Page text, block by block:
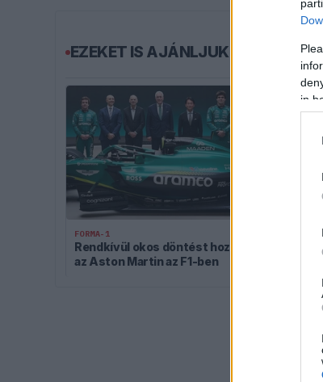
in
EZEKET IS AJÁNLJUK
FORMA-1
Rendkívül okos döntést hozott
az Aston Martin az F1-ben
A
üres